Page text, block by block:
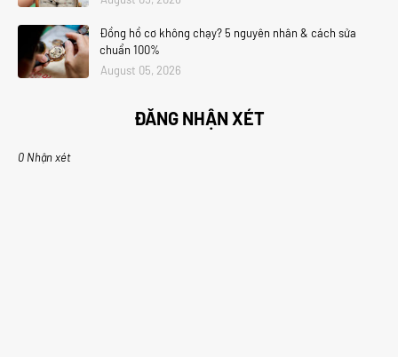
Đồng hồ cơ không chạy? 5 nguyên nhân & cách sửa
chuẩn 100%
August 05, 2026
ĐĂNG NHẬN XÉT
0 Nhận xét